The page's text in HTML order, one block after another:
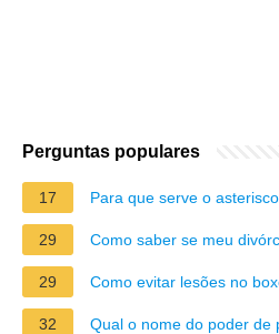
Perguntas populares
17 Para que serve o
29 Como saber se meu
29 Como evitar lesões no
32 Qual o nome do poder de